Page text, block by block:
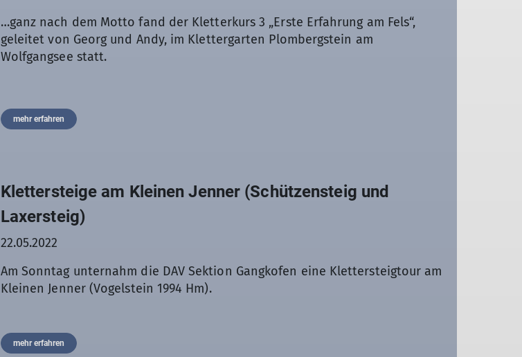
…ganz nach dem Motto fand der Kletterkurs 3 „Erste Erfahrung am Fels“,
geleitet von Georg und Andy, im Klettergarten Plombergstein am
Wolfgangsee statt.
mehr erfahren
Klettersteige am Kleinen Jenner (Schützensteig und
Laxersteig)
22.05.2022
Am Sonntag unternahm die DAV Sektion Gangkofen eine Klettersteigtour am
Kleinen Jenner (Vogelstein 1994 Hm).
mehr erfahren